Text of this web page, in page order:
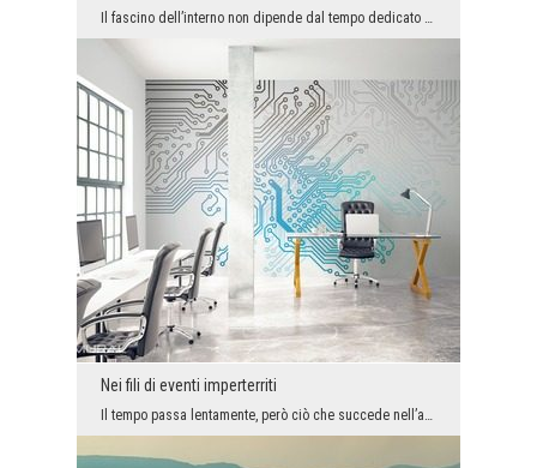
Il fascino dell’interno non dipende dal tempo dedicato per la sua decorazione o per comporre mezz...
Nei fili di eventi imperterriti
Il tempo passa lentamente, però ciò che succede nell’arco di pochi giorni, per alcuni può essere ...